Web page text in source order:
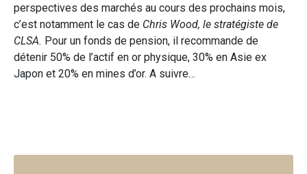
perspectives des marchés au cours des prochains mois,
c’est notamment le cas de Chris Wood, le stratégiste de
CLSA. Pour un fonds de pension, il recommande de
détenir 50% de l’actif en or physique, 30% en Asie ex
Japon et 20% en mines d’or. A suivre…